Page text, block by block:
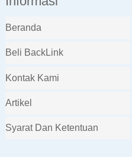
Beranda
Beli BackLink
Kontak Kami
Artikel
Syarat Dan Ketentuan